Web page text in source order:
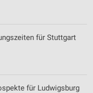
für Stuttgart
für Ludwigsburg